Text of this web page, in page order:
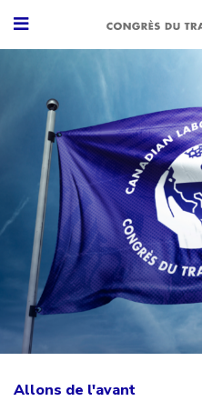
Allons de l'avant